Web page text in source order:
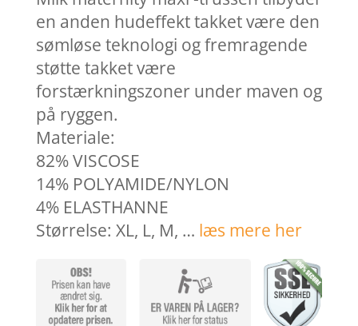
en anden hudeffekt takket være den
sømløse teknologi og fremragende
støtte takket være
forstærkningszoner under maven og
på ryggen.
Materiale:
82% VISCOSE
14% POLYAMIDE/NYLON
4% ELASTHANNE
Størrelse: XL, L, M, … læs mere her